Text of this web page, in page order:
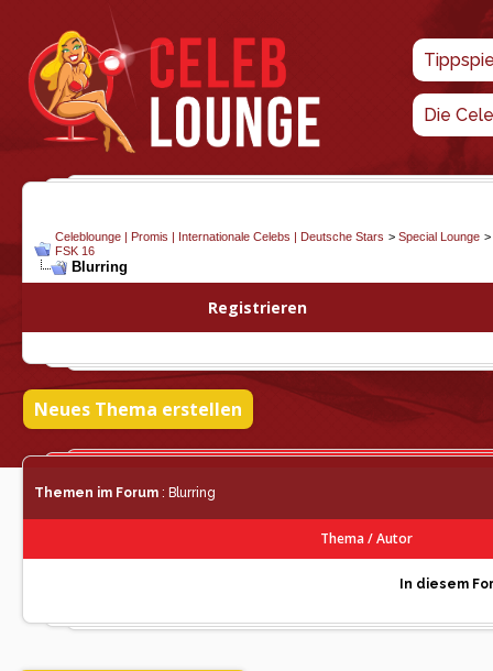
Die
Celeblounge | Promis | Internationale Celebs | Deutsche Stars > Special Lounge >
FSK 16
Blurring
Registrieren
Neues Thema erstellen
Themen im Forum : Blurring
Thema/Autor
In diesem